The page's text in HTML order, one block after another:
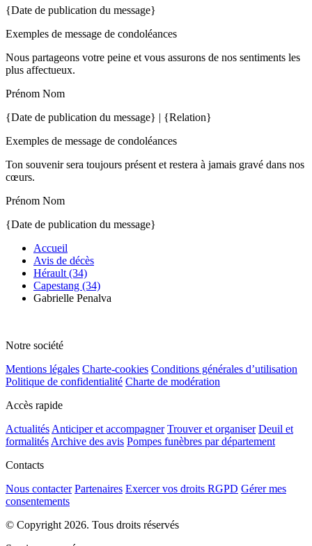
{Date de publication du message}
Exemples de message de condoléances
Nous partageons votre peine et vous assurons de nos sentiments les
plus affectueux.
Prénom Nom
{Date de publication du message} | {Relation}
Exemples de message de condoléances
Ton souvenir sera toujours présent et restera à jamais gravé dans nos
cœurs.
Prénom Nom
{Date de publication du message}
Accueil
Avis de décès
Hérault (34)
Capestang (34)
Gabrielle Penalva
Notre société
Mentions légales Charte-cookies Conditions générales d’utilisation
Politique de confidentialité Charte de modération
Accès rapide
Actualités Anticiper et accompagner Trouver et organiser Deuil et
formalités Archive des avis Pompes funèbres par département
Contacts
Nous contacter Partenaires Exercer vos droits RGPD Gérer mes
consentements
© Copyright 2026. Tous droits réservés